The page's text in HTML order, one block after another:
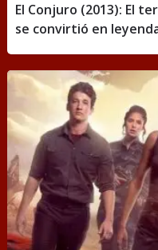
El Conjuro (2013): El
se convirtió en